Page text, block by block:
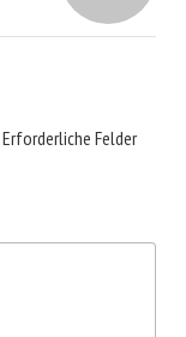
Erforderliche Felder